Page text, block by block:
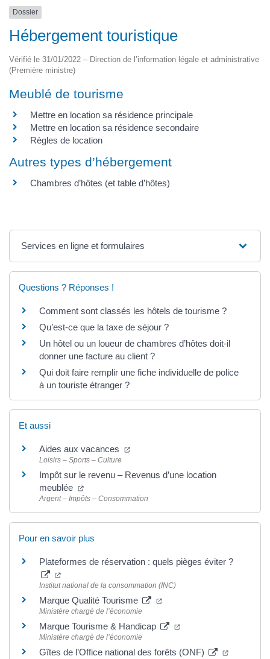
Dossier
Hébergement touristique
Vérifié le 31/01/2022 – Direction de l’information légale et administrative
(Première ministre)
Meublé de tourisme
Mettre en location sa résidence principale
Mettre en location sa résidence secondaire
Règles de location
Autres types d’hébergement
Chambres d’hôtes (et table d’hôtes)
Services en ligne et formulaires
Questions ? Réponses !
Comment sont classés les hôtels de tourisme ?
Qu’est-ce que la taxe de séjour ?
Un hôtel ou un loueur de chambres d’hôtes doit-il
donner une facture au client ?
Qui doit faire remplir une fiche individuelle de police
à un touriste étranger ?
Et aussi
Aides aux vacances (ouverture dans un nouvel onglet)
Loisirs – Sports – Culture
Impôt sur le revenu – Revenus d’une location
meublée
(ouverture dans un nouvel onglet)
Argent – Impôts – Consommation
Pour en savoir plus
Plateformes de réservation : quels pièges éviter ?
(ouverture dans un nouvel onglet)
Institut national de la consommation (INC)
Marque Qualité Tourisme (ouverture dans un nouvel
Ministère chargé de l’économie
Marque Tourisme & Handicap (ouverture dans un
Ministère chargé de l’économie
Gîtes de l’Office national des forêts (ONF)